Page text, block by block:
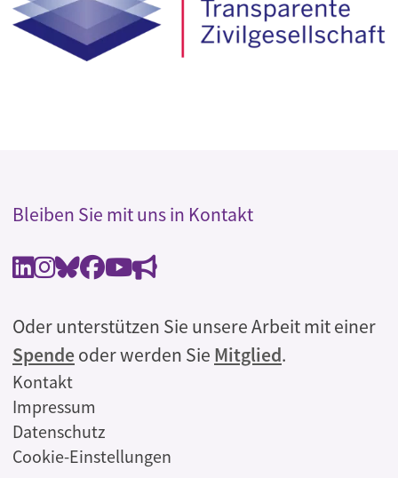
Bleiben Sie mit uns in Kontakt
Oder unterstützen Sie unsere Arbeit mit einer
Spendeoder werden Sie Mitglied.
Rechtliches
Kontakt
Impressum
Datenschutz
Cookie-Einstellungen